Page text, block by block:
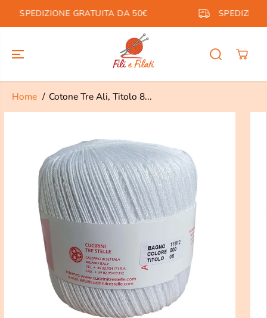
SALTA AL
CONTENUTOSPEDIZIONE A PARTIRE DA 5,99€ PER L'ITALIA
Home Cotone Tre Ali, Titolo 8...
PASSA ALLE